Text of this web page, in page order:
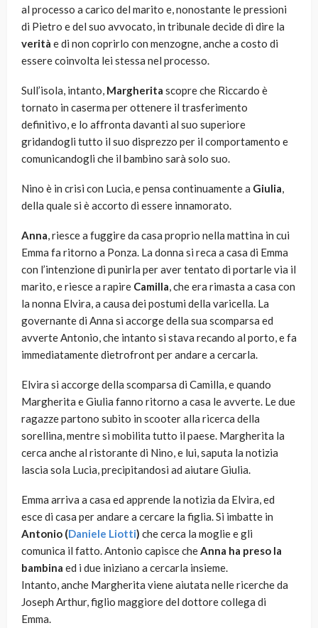
al processo a carico del marito e, nonostante le pressioni
di Pietro e del suo avvocato, in tribunale decide di dire la
verità e di non coprirlo con menzogne, anche a costo di
essere coinvolta lei stessa nel processo.
Sull’isola, intanto, Margherita scopre che Riccardo è
tornato in caserma per ottenere il trasferimento
definitivo, e lo affronta davanti al suo superiore
gridandogli tutto il suo disprezzo per il comportamento e
comunicandogli che il bambino sarà solo suo.
Nino è in crisi con Lucia, e pensa continuamente a Giulia,
della quale si è accorto di essere innamorato.
Anna, riesce a fuggire da casa proprio nella mattina in cui
Emma fa ritorno a Ponza. La donna si reca a casa di Emma
con l’intenzione di punirla per aver tentato di portarle via il
marito, e riesce a rapire Camilla, che era rimasta a casa con
la nonna Elvira, a causa dei postumi della varicella. La
governante di Anna si accorge della sua scomparsa ed
avverte Antonio, che intanto si stava recando al porto, e fa
immediatamente dietrofront per andare a cercarla.
Elvira si accorge della scomparsa di Camilla, e quando
Margherita e Giulia fanno ritorno a casa le avverte. Le due
ragazze partono subito in scooter alla ricerca della
sorellina, mentre si mobilita tutto il paese. Margherita la
cerca anche al ristorante di Nino, e lui, saputa la notizia
lascia sola Lucia, precipitandosi ad aiutare Giulia.
Emma arriva a casa ed apprende la notizia da Elvira, ed
esce di casa per andare a cercare la figlia. Si imbatte in
Antonio (Daniele Liotti) che cerca la moglie e gli
comunica il fatto. Antonio capisce cheAnna ha preso la
bambina ed i due iniziano a cercarla insieme.
Intanto, anche Margherita viene aiutata nelle ricerche da
Joseph Arthur, figlio maggiore del dottore collega di
Emma.